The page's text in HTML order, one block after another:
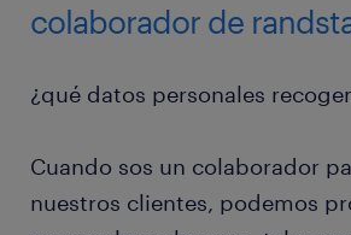
colaborador de
¿qué datos personales
Cuando sos un colaborador
nuestros clientes, podemos